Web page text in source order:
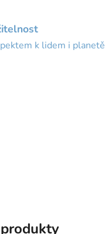
k lidem i planetě